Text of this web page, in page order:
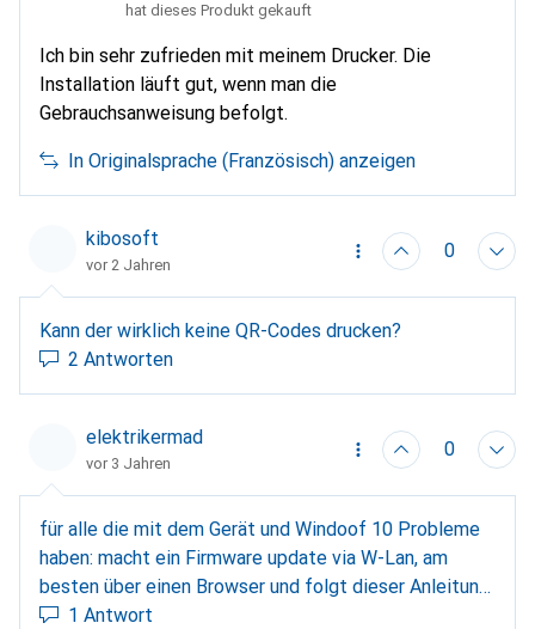
hat dieses Produkt gekauft
Ich bin sehr zufrieden mit meinem Drucker. Die
Installation läuft gut, wenn man die
Gebrauchsanweisung befolgt.
In Originalsprache (Französisch) anzeigen
kibosoft
vor 2 Jahren
0
Kann der wirklich keine QR-Codes drucken?
2 Antworten
elektrikermad
vor 3 Jahren
0
für alle die mit dem Gerät und Windoof 10 Probleme
haben: macht ein Firmware update via W-Lan, am
besten über einen Browser und folgt dieser Anleitung:
https://support.brother.com/g/b/faqend.aspx?
1 Antwort